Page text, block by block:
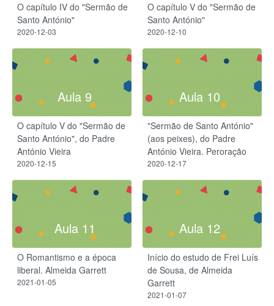
O capítulo IV do "Sermão de
Santo António"
2020-12-03
O capítulo V do "Sermão de
Santo António"
2020-12-10
Aula 9
O capítulo V do "Sermão de
Santo António", do Padre
António Vieira
2020-12-15
Aula 10
"Sermão de Santo António"
(aos peixes), do Padre
António Vieira. Peroração
2020-12-17
Aula 11
O Romantismo e a época
liberal. Almeida Garrett
2021-01-05
Aula 12
Início do estudo de Frei Luís
de Sousa, de Almeida
Garrett
2021-01-07